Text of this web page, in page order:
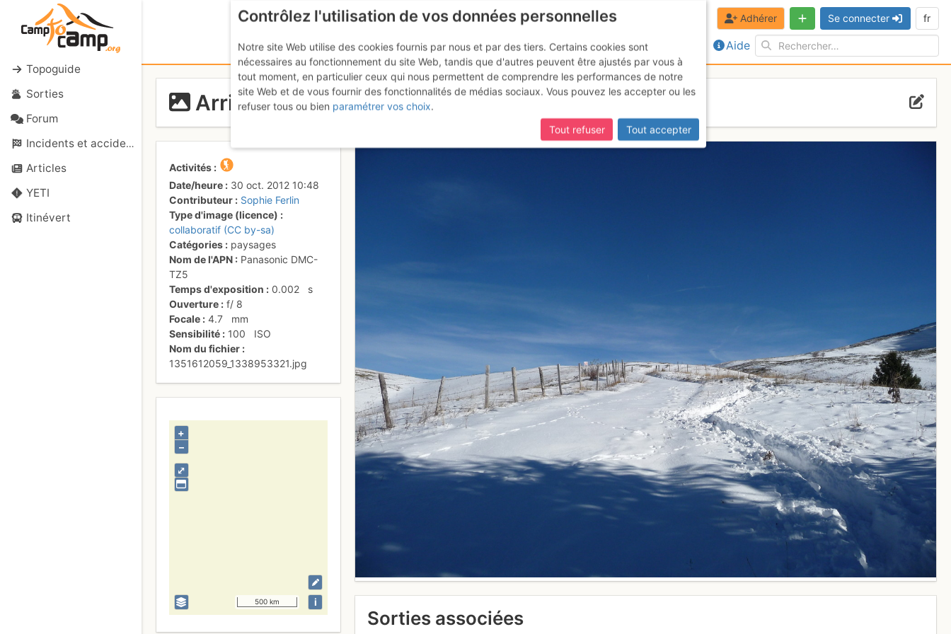
Topoguide
Sorties
Forum
Incidents et accidents
Articles
YETI
Itinévert
Aide
Adhérer Se connecter fr
Arrivée au col vers la molliettaz
Activités
Date/heure
30 oct. 2012 10:48
Contributeur
Sophie Ferlin
Type d'image (licence)
collaboratif (CC by-sa)
Catégories
paysages
Nom de l'APN
Panasonic DMC-
TZ5
Temps d'exposition
0.002
s
Ouverture
f/8
Focale
4.7
mm
Sensibilité
100
ISO
Nom du fichier
1351612059_1338953321.jpg
⤢
+
–
500 km i
Sorties associées
Contrôlez l'utilisation de vos données personnelles
Notre site Web utilise des cookies fournis par nous et par des tiers. Certains cookies sont
nécessaires au fonctionnement du site Web, tandis que d'autres peuvent être ajustés par vous à
tout moment, en particulier ceux qui nous permettent de comprendre les performances de notre
site Web et de vous fournir des fonctionnalités de médias sociaux. Vous pouvez les accepter ou les
refuser tous ou bien paramétrer vos choix.
Tout refuser
Tout accepter